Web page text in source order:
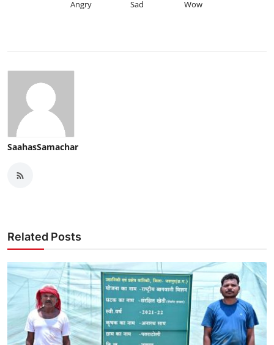
Angry Sad Wow
SaahasSamachar
Related Posts